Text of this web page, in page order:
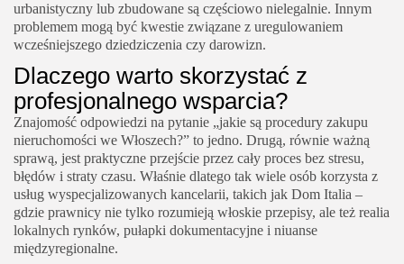
urbanistyczny lub zbudowane są częściowo nielegalnie. Innym
problemem mogą być kwestie związane z uregulowaniem
wcześniejszego dziedziczenia czy darowizn.
Dlaczego warto skorzystać z
profesjonalnego wsparcia?
Znajomość odpowiedzi na pytanie „jakie są procedury zakupu
nieruchomości we Włoszech?” to jedno. Drugą, równie ważną
sprawą, jest praktyczne przejście przez cały proces bez stresu,
błędów i straty czasu. Właśnie dlatego tak wiele osób korzysta z
usług wyspecjalizowanych kancelarii, takich jak Dom Italia –
gdzie prawnicy nie tylko rozumieją włoskie przepisy, ale też realia
lokalnych rynków, pułapki dokumentacyjne i niuanse
międzyregionalne.